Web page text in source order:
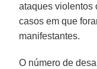
ataques violentos
casos em que
manifestantes.
O número de